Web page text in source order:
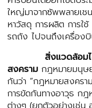
ใหญ่มาจากซัพพลายเช
หาวัสดุ การผลิต การใ
รถถัง ไปจนถึงเครื่อง
สิ่งแวดล้อมได้รั
สงคราม กฎหมายมนุษ
กันว่า “กฎหมายสงครา
การขัดกันทางอาวุธ ก